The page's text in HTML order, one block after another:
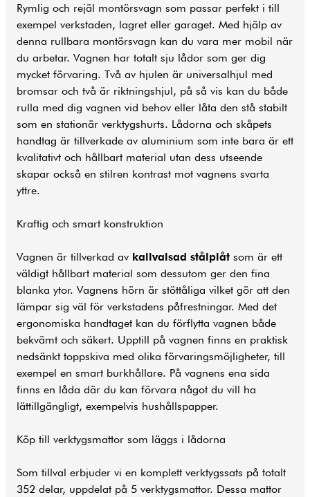
Rymlig och rejäl montörsvagn som passar perfekt i till
exempel verkstaden, lagret eller garaget. Med hjälp av
denna rullbara montörsvagn kan du vara mer mobil när
du arbetar. Vagnen har totalt sju lådor som ger dig
mycket förvaring. Två av hjulen är universalhjul med
bromsar och två är riktningshjul, på så vis kan du både
rulla med dig vagnen vid behov eller låta den stå stabilt
som en stationär verktygshurts. Lådorna och skåpets
handtag är tillverkade av aluminium som inte bara är ett
kvalitativt och hållbart material utan dess utseende
skapar också en stilren kontrast mot vagnens svarta
yttre.
Kraftig och smart konstruktion
Vagnen är tillverkad av kallvalsad stålplåt som är ett
väldigt hållbart material som dessutom ger den fina
blanka ytor. Vagnens hörn är stöttåliga vilket gör att den
lämpar sig väl för verkstadens påfrestningar. Med det
ergonomiska handtaget kan du förflytta vagnen både
bekvämt och säkert. Upptill på vagnen finns en praktisk
nedsänkt toppskiva med olika förvaringsmöjligheter, till
exempel en smart burkhållare. På vagnens ena sida
finns en låda där du kan förvara något du vill ha
lättillgängligt, exempelvis hushållspapper.
Köp till verktygsmattor som läggs i lådorna
Som tillval erbjuder vi en komplett verktygssats på totalt
352 delar, uppdelat på 5 verktygsmattor. Dessa mattor